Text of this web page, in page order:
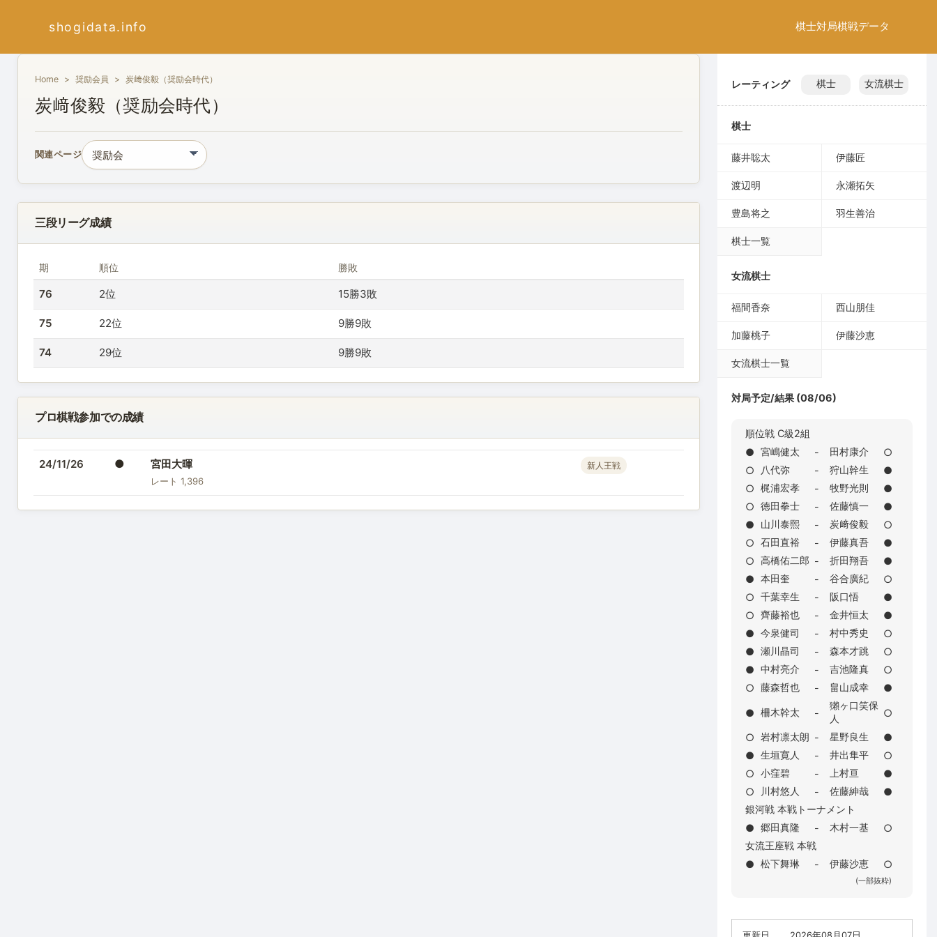
shogidata.info 棋士対局棋戦データ
Home 奨励会員 炭﨑俊毅（奨励会時代）
炭﨑俊毅（奨励会時代）
関連ページ
三段リーグ成績
期 順位 勝敗
76 2位 15勝3敗
75 22位 9勝9敗
74 29位 9勝9敗
プロ棋戦参加での成績
24/11/26 ● 宮田大暉
レート 1,396
新人王戦
レーティング 棋士 女流棋士
棋士
藤井聡太 伊藤匠
渡辺明 永瀬拓矢
豊島将之 羽生善治
棋士一覧
女流棋士
福間香奈 西山朋佳
加藤桃子 伊藤沙恵
女流棋士一覧
対局予定/結果 (08/06)
順位戦 C級2組
● 宮嶋健太 - 田村康介
○
○
八代弥 - 狩山幹生
●
○ 梶浦宏孝 - 牧野光則
●
○ 徳田拳士 - 佐藤慎一
●
●
山川泰熙 - 炭﨑俊毅
○
○ 石田直裕 - 伊藤真吾
●
○ 高橋佑二郎 - 折田翔吾
●
● 本田奎 - 谷合廣紀
○
○ 千葉幸生 - 阪口悟
●
○ 齊藤裕也 - 金井恒太
●
● 今泉健司 - 村中秀史
○
● 瀬川晶司 - 森本才跳
○
● 中村亮介 - 吉池隆真
○
○ 藤森哲也 - 畠山成幸 ●
● 柵木幹太 -
獺ヶ口笑保
人
○
○ 岩村凛太朗 - 星野良生
●
● 生垣寛人 - 井出隼平
○
○ 小窪碧 - 上村亘
●
○
川村悠人 - 佐藤紳哉
●
銀河戦 本戦トーナメント
● 郷田真隆 - 木村一基
○
女流王座戦 本戦
● 松下舞琳 - 伊藤沙恵 ○
(一部抜粋)